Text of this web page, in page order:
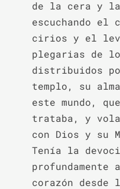
de la cera y la
escuchando el
cirios y el
plegarias de
distribuidos
templo, su
este mundo,
trataba, y
con Dios y su
Tenía la
corazón desde